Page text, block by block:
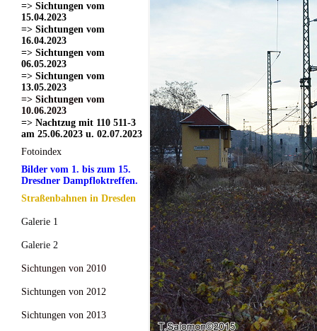
=> Sichtungen vom
15.04.2023
=> Sichtungen vom
16.04.2023
=> Sichtungen vom
06.05.2023
=> Sichtungen vom
13.05.2023
=> Sichtungen vom
10.06.2023
=> Nachtzug mit 110 511-3
am 25.06.2023 u. 02.07.2023
Fotoindex
Bilder vom 1. bis zum 15.
Dresdner Dampfloktreffen.
Straßenbahnen in Dresden
Galerie 1
Galerie 2
Sichtungen von 2010
Sichtungen von 2012
Sichtungen von 2013